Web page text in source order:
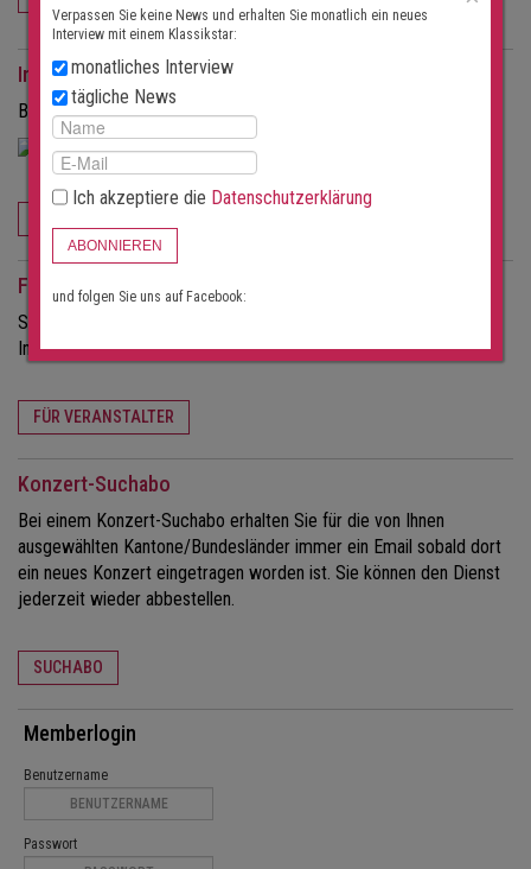
Interviews als Magazin
Bestellen Sie die Interviews in gedruckter Form als Magazin.
Für Veranstalter
Sie möchten mehr Besucher für Ihre Konzerte?
Informieren Sie sich über die Möglichkeiten dieses Portals.
FÜR VERANSTALTER
Konzert-Suchabo
Bei einem Konzert-Suchabo erhalten Sie für die von Ihnen
ausgewählten Kantone/Bundesländer immer ein Email sobald dort
ein neues Konzert eingetragen worden ist. Sie können den Dienst
jederzeit wieder abbestellen.
SUCHABO
Memberlogin
Benutzername
Passwort
Verpassen Sie keine News und erhalten Sie monatlich ein neues
Interview mit einem Klassikstar:
monatliches Interview
tägliche News
Ich akzeptiere die Datenschutzerklärung
ABONNIEREN
und folgen Sie uns auf Facebook: